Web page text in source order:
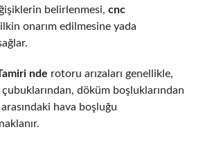
belirlenmesi, cnc
onarım edilmesine yada
nde rotoru arızaları genellikle,
çubuklarından, döküm boşluklarından
hava boşluğu